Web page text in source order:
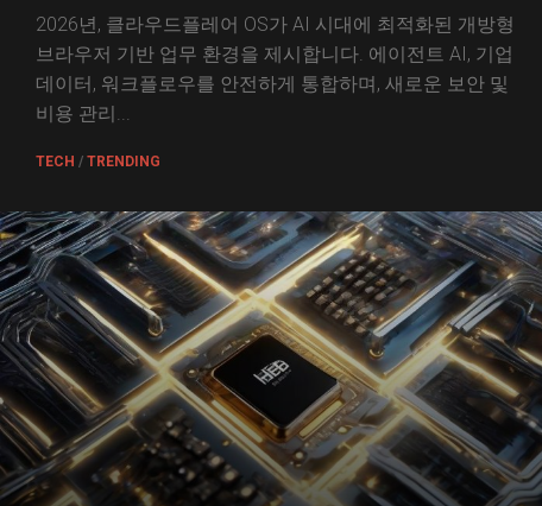
2026년, 클라우드플레어 OS가 AI 시대에 최적화된 개방형
브라우저 기반 업무 환경을 제시합니다. 에이전트 AI, 기업
데이터, 워크플로우를 안전하게 통합하며, 새로운 보안 및
비용 관리...
TECH / TRENDING